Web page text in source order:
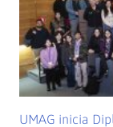
UMAG inicia